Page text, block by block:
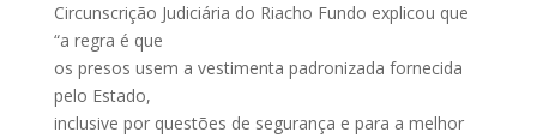
Circunscrição Judiciária do Riacho Fundo explicou que
“a regra é que
os presos usem a vestimenta padronizada fornecida
pelo Estado,
inclusive por questões de segurança e para a melhor